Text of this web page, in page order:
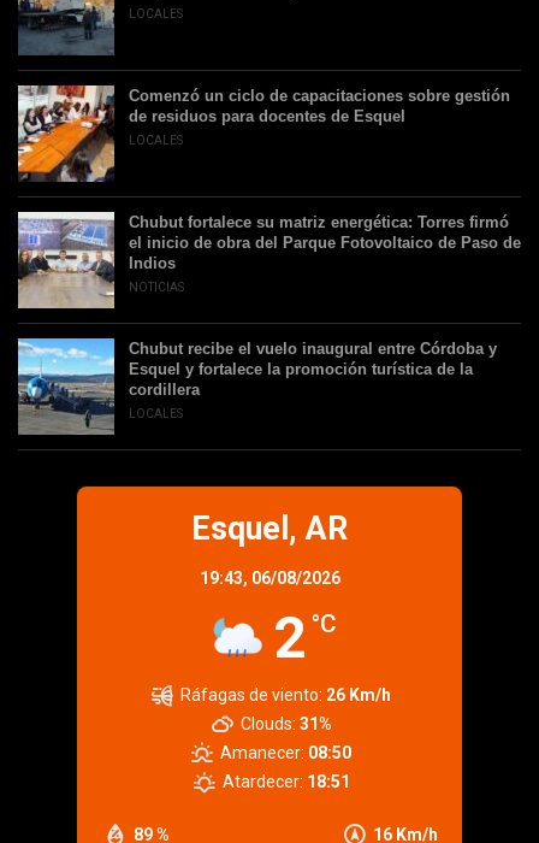
LOCALES
Comenzó un ciclo de capacitaciones sobre gestión
de residuos para docentes de Esquel
LOCALES
Chubut fortalece su matriz energética: Torres firmó
el inicio de obra del Parque Fotovoltaico de Paso de
Indios
NOTICIAS
Chubut recibe el vuelo inaugural entre Córdoba y
Esquel y fortalece la promoción turística de la
cordillera
LOCALES
Esquel, AR
19:43, 06/08/2026
2 °C
89 % 16 Km/h
Ráfagas de viento: 26 Km/h
Clouds: 31%
Amanecer: 08:50
Atardecer: 18:51